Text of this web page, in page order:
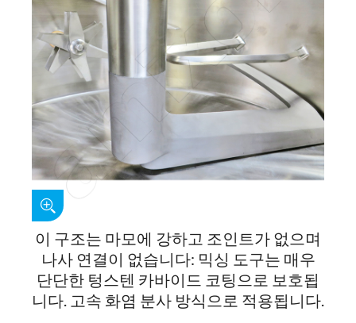
이 구조는 마모에 강하고 조인트가 없으며
나사 연결이 없습니다: 믹싱 도구는 매우
단단한 텅스텐 카바이드 코팅으로 보호됩
니다. 고속 화염 분사 방식으로 적용됩니다.